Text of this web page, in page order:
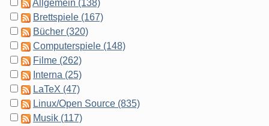
Allgemein (138)
Brettspiele (167)
Bücher (320)
Computerspiele (148)
Filme (262)
Interna (25)
LaTeX (47)
Linux/Open Source (835)
Musik (117)